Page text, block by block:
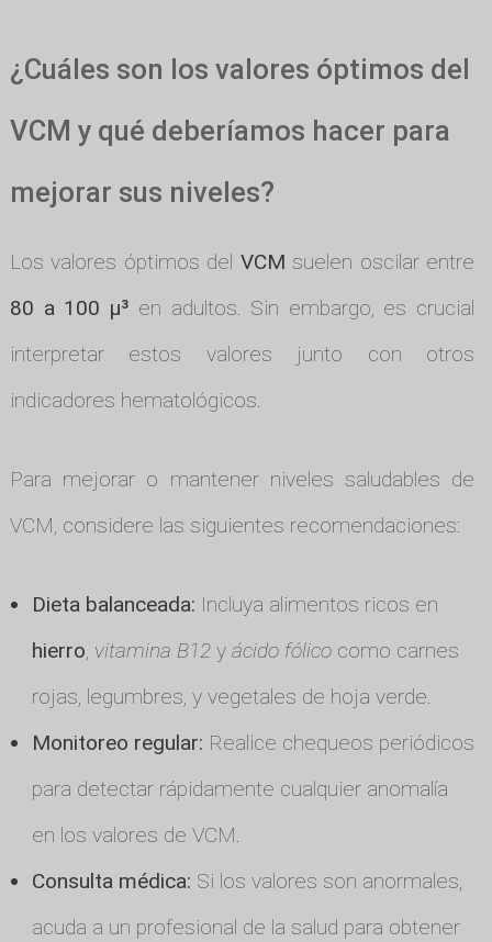
¿Cuáles son los valores óptimos del
VCM y qué deberíamos hacer para
mejorar sus niveles?
Los valores óptimos del VCM suelen oscilar entre
80 a 100 µ³ en adultos. Sin embargo, es crucial
interpretar estos valores junto con otros
indicadores hematológicos.
Para mejorar o mantener niveles saludables de
VCM, considere las siguientes recomendaciones:
Dieta balanceada: Incluya alimentos ricos en
hierro, vitamina B12y ácido fólicocomo carnes
rojas, legumbres, y vegetales de hoja verde.
Monitoreo regular: Realice chequeos periódicos
para detectar rápidamente cualquier anomalía
en los valores de VCM.
Consulta médica: Si los valores son anormales,
acuda a un profesional de la salud para obtener